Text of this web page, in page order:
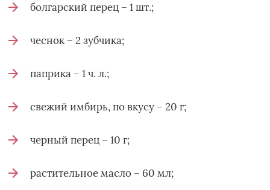
болгарский перец – 1 шт.;
чеснок – 2 зубчика;
паприка – 1 ч. л.;
свежий имбирь, по вкусу – 20 г;
черный перец – 10 г;
растительное масло – 60 мл;